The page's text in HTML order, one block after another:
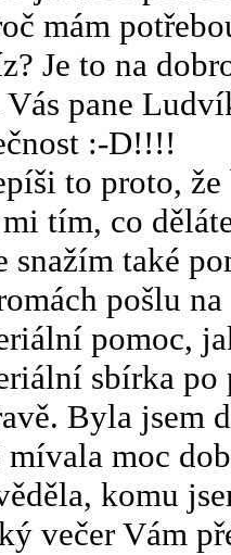
mám
Je to na
Vás pane
:-D!!!!
to proto,
mi tím, co
snažím také
pošlu
pomoc,
sbírka po
Byla jsem
mívala moc
komu
večer Vám